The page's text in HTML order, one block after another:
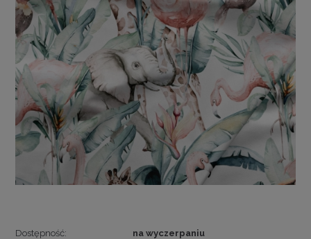
Dostępność:
na wyczerpaniu